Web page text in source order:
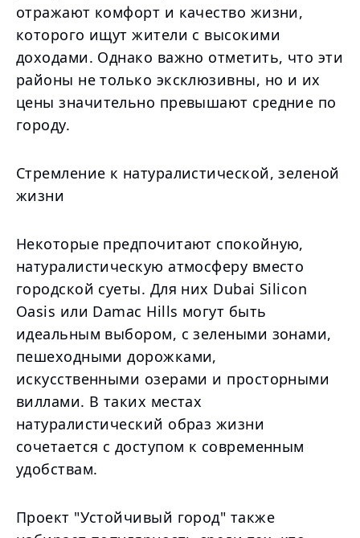
отражают комфорт и качество жизни,
которого ищут жители с высокими
доходами. Однако важно отметить, что эти
районы не только эксклюзивны, но и их
цены значительно превышают средние по
городу.
Стремление к натуралистической, зеленой
жизни
Некоторые предпочитают спокойную,
натуралистическую атмосферу вместо
городской суеты. Для них Dubai Silicon
Oasis или Damac Hills могут быть
идеальным выбором, с зелеными зонами,
пешеходными дорожками,
искусственными озерами и просторными
виллами. В таких местах
натуралистический образ жизни
сочетается с доступом к современным
удобствам.
Проект "Устойчивый город" также